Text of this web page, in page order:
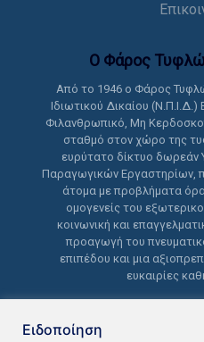
Ο Φάρος
Από το 1946 ο Φάρος
Ιδιωτικού Δικαίου
Φιλανθρωπικό, Μη
σταθμό στον χώρο της
ευρύτατο δίκτυο δωρεάν
Παραγωγικών Εργαστηρίων,
άτομα με προβλήματα
ομογενείς του
κοινωνική και
προαγωγή του
επιπέδου και μια
ευκαιρίες
Ειδοποίηση